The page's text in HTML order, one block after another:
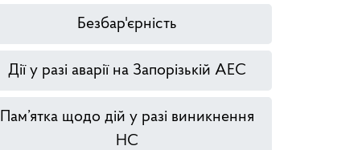
Безбар'єрність
Дії у разі аварії на Запорізькій АЕС
Пам’ятка щодо дій у разі виникнення
НС